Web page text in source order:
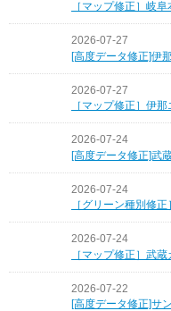
［マップ修正］岐
2026-07-27
[高度データ修正]伊
2026-07-27
［マップ修正］伊
2026-07-24
[高度データ修正]武
2026-07-24
［グリーン種別修
2026-07-24
［マップ修正］武
2026-07-22
[高度データ修正]サ